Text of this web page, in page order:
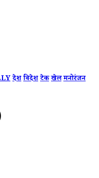
देशविदेशटेकखेलमनोरंजन